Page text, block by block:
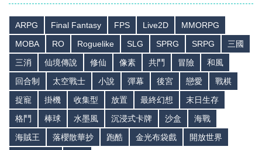
ARPG Final Fantasy FPS Live2D
MMORPG
MOBA
RO Roguelike SLG SPRG SRPG
三國
三消
仙境傳說 修仙 像素 共鬥 冒險
和風
回合制
太空戰士 小說 彈幕 後宮 戀愛
戰棋
捉寵
掛機 收集型 放置 最終幻想
末日生存
格鬥
棒球 水墨風 沉浸式卡牌 沙盒
海戰
海賊王
落櫻散華抄 跑酷 金光布袋戲
開放世界